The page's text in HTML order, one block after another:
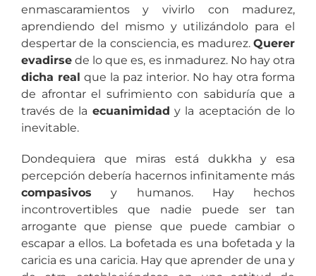
enmascaramientos y vivirlo con madurez,
aprendiendo del mismo y utilizándolo para el
despertar de la consciencia, es madurez.Querer
evadirsede lo que es, es inmadurez. No hay otra
dicha real que la paz interior. No hay otra forma
de afrontar el sufrimiento con sabiduría que a
través de la ecuanimidad y la aceptación de lo
inevitable.
Dondequiera que miras está dukkha y esa
percepción debería hacernos infinitamente más
compasivos y humanos. Hay hechos
incontrovertibles que nadie puede ser tan
arrogante que piense que puede cambiar o
escapar a ellos. La bofetada es una bofetada y la
caricia es una caricia. Hay que aprender de una y